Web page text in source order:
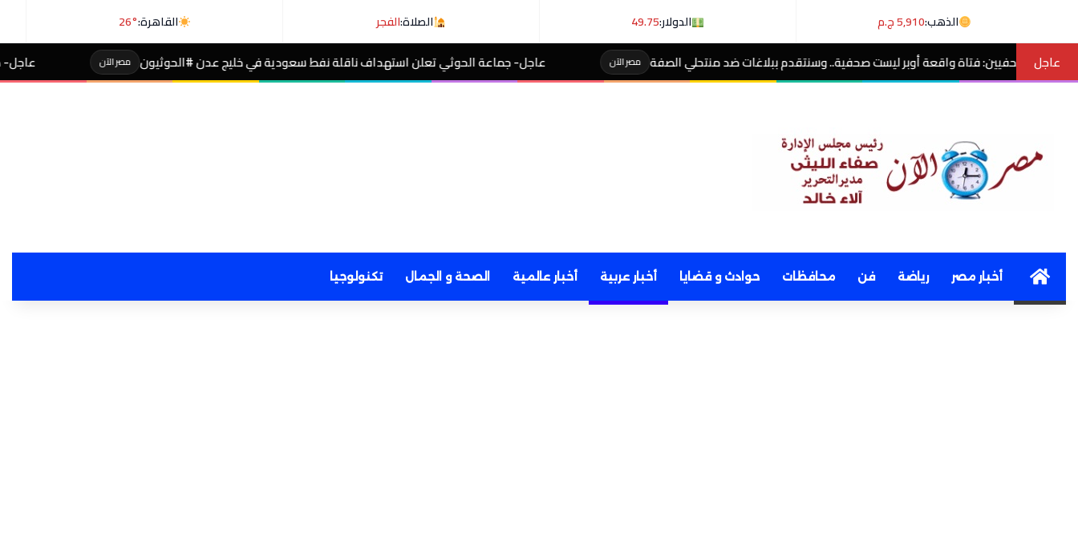
الذهب:5,910 ج.م الدولار:49.75 الصلاة:الفجر القاهرة:26°
عاجلأوبر ليست صحفية.. وسنتقدم ببلاغات ضد منتحلي الصفة مصر الآن عاجل- جماعة الحوثي تعلن استهداف ناقلة نفط سعودية في خليج عدن #الحوثيون مصر الآن عاجل- طالبة صاحبة مجموع 4% بالثانوية تفجر مفاجأة بعد التظلم
Homeأخبار مصر رياضة فن محافظات حوادث و قضايا أخبار عربية أخبار عالمية الصحة و الجمال تكنولوجيا